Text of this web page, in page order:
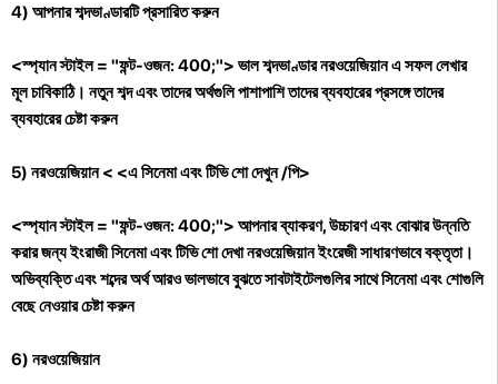
4) আপনার শব্দভাণ্ডারটি প্রসারিত করুন
<স্প্যান স্টাইল = "ফন্ট-ওজন: 400;"> ভাল শব্দভাণ্ডার নরওয়েজিয়ান এ সফল লেখার
মূল চাবিকাঠি। নতুন শব্দ এবং তাদের অর্থগুলি পাশাপাশি তাদের ব্যবহারের প্রসঙ্গে তাদের
ব্যবহারের চেষ্টা করুন
5) নরওয়েজিয়ান< <এ সিনেমা এবং টিভি শো দেখুন /পি>
<স্প্যান স্টাইল = "ফন্ট-ওজন: 400;"> আপনার ব্যাকরণ, উচ্চারণ এবং বোঝার উন্নতি
করার জন্য ইংরাজী সিনেমা এবং টিভি শো দেখা নরওয়েজিয়ান ইংরেজী সাধারণভাবে বক্তৃতা।
অভিব্যক্তি এবং শব্দের অর্থ আরও ভালভাবে বুঝতে সাবটাইটেলগুলির সাথে সিনেমা এবং শোগুলি
বেছে নেওয়ার চেষ্টা করুন
6) নরওয়েজিয়ান